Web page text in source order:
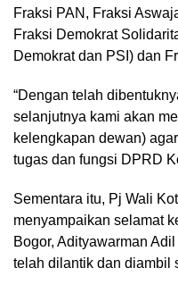
Fraksi PAN, Fraksi
Fraksi Demokrat
Demokrat dan PSI) dan
“Dengan telah
selanjutnya kami akan
kelengkapan dewan)
tugas dan fungsi DPRD
Sementara itu, Pj Wali
menyampaikan selamat
Bogor, Adityawarman
telah dilantik dan diambil